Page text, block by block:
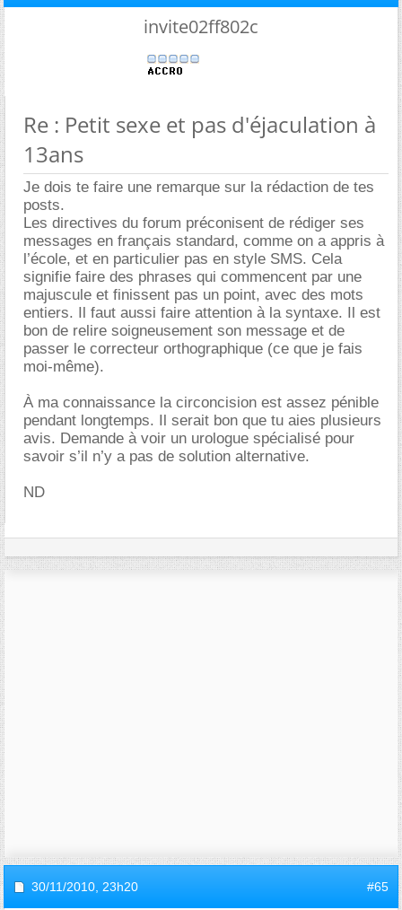
invite02ff802c
Re : Petit sexe et pas d'éjaculation à
13ans
Je dois te faire une remarque sur la rédaction de tes
posts.
Les directives du forum préconisent de rédiger ses
messages en français standard, comme on a appris à
l’école, et en particulier pas en style SMS. Cela
signifie faire des phrases qui commencent par une
majuscule et finissent pas un point, avec des mots
entiers. Il faut aussi faire attention à la syntaxe. Il est
bon de relire soigneusement son message et de
passer le correcteur orthographique (ce que je fais
moi-même).
À ma connaissance la circoncision est assez pénible
pendant longtemps. Il serait bon que tu aies plusieurs
avis. Demande à voir un urologue spécialisé pour
savoir s’il n’y a pas de solution alternative.
ND
30/11/2010, 23h20 #65